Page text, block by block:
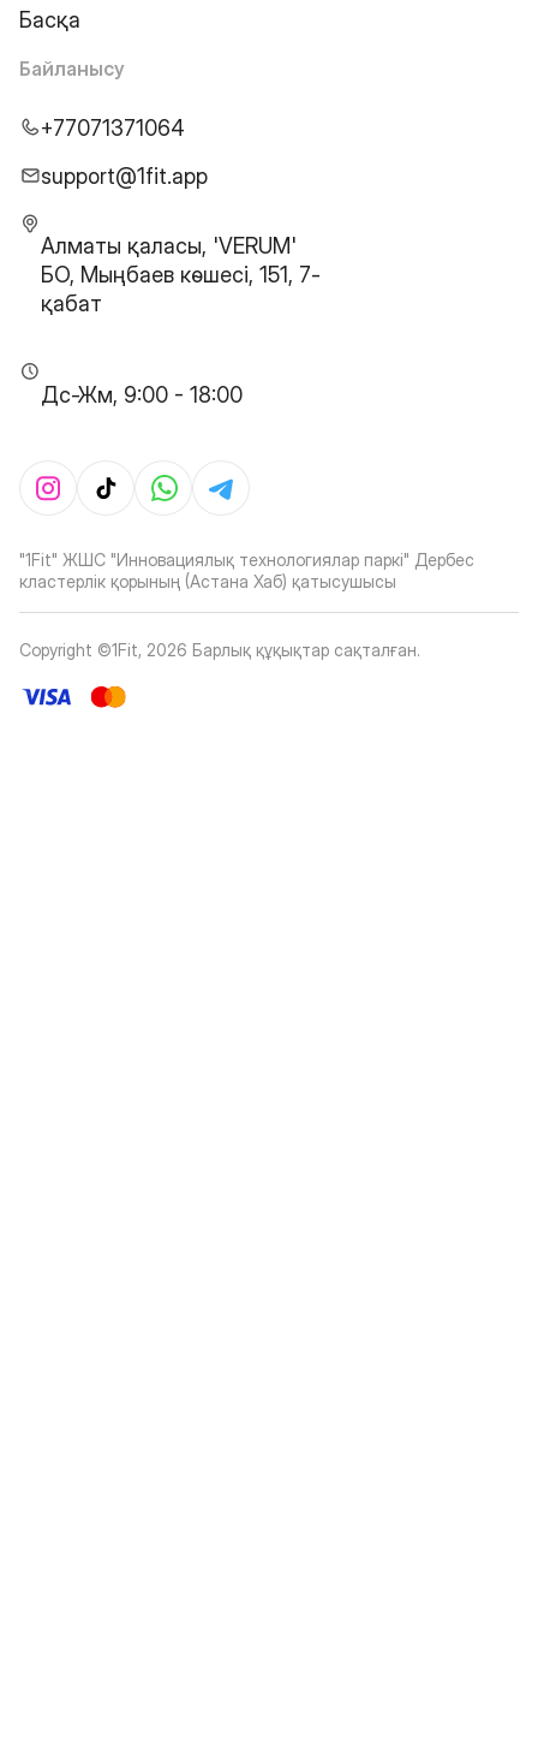
Басқа
Байланысу
+77071371064
support@1fit.app
Алматы қаласы, 'VERUM'
БО, Мыңбаев көшесі, 151, 7-
қабат
Дс-Жм, 9:00 - 18:00
"1Fit" ЖШС "Инновациялық технологиялар паркі" Дербес
кластерлік қорының (Астана Хаб) қатысушысы
Copyright ©1Fit, 2026 Барлық құқықтар сақталған.